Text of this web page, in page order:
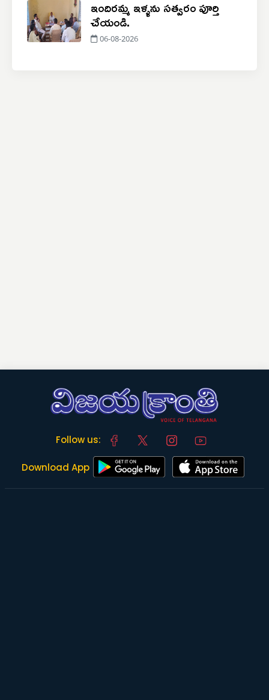
ఇందిరమ్మ ఇళ్ళను సత్వరం పూర్తి
చేయండి.
06-08-2026
Follow us:
Download App